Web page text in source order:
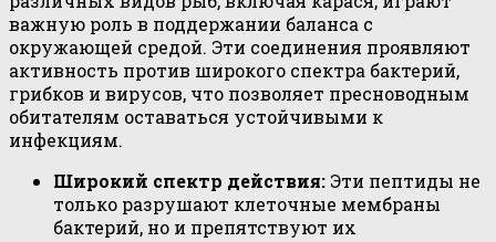
важную роль в поддержании баланса с
окружающей средой. Эти соединения проявляют
активность против широкого спектра бактерий,
грибков и вирусов, что позволяет пресноводным
обитателям оставаться устойчивыми к
инфекциям.
Широкий спектр действия: Эти пептиды не
только разрушают клеточные мембраны
бактерий, но и препятствуют их